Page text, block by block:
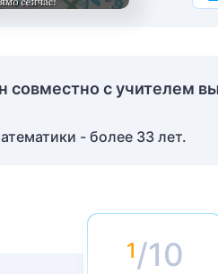
совместно с учителем
- более 33 лет.
/10